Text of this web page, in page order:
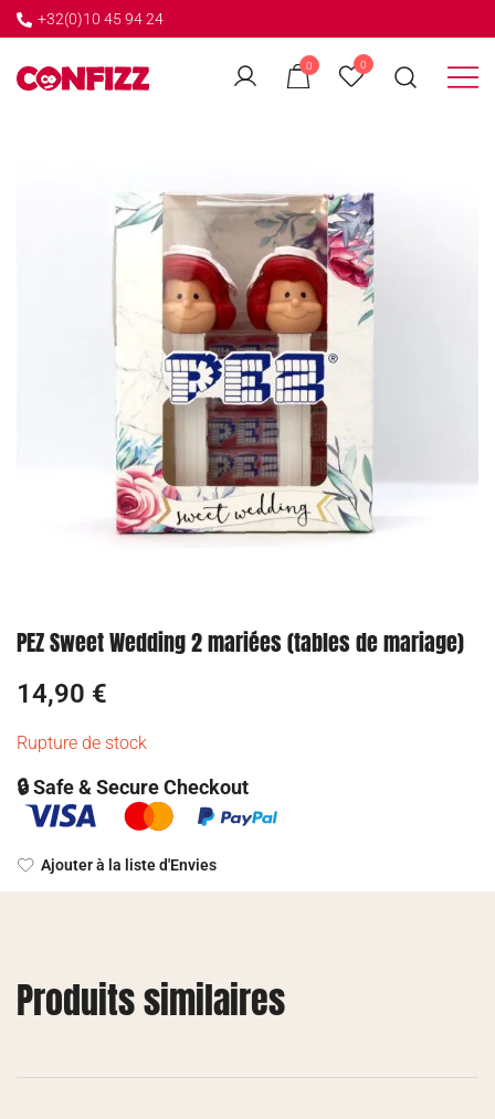
+32(0)10 45 94 24
0 0
← GO BACK
PEZ Sweet Wedding 2 mariées (tables de mariage)
14,90 €
Rupture de stock
🔒 Safe & Secure Checkout
Ajouter à la liste d'Envies
Produits similaires